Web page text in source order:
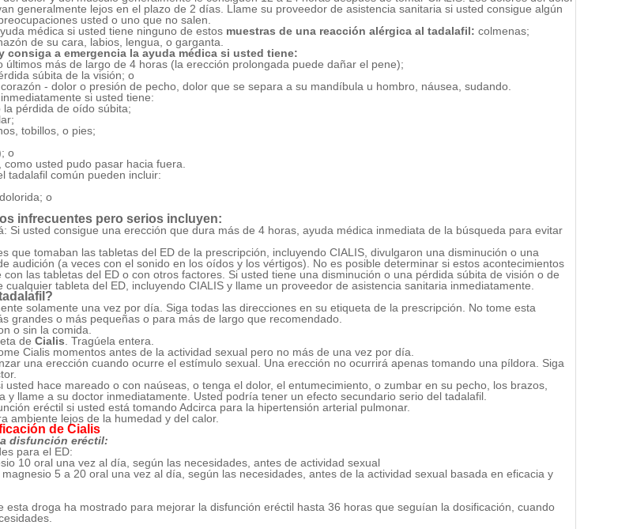
generalmente lejos en el plazo de 2 días. Llame su proveedor de asistencia sanitaria si usted consigue algún
usted o uno que no salen.
médica si usted tiene ninguno de estos muestras de una reacción alérgica al tadalafil: colmenas;
de su cara, labios, lengua, o garganta.
consiga a emergencia la ayuda médica si usted tiene:
últimos más de largo de 4 horas (la erección prolongada puede dañar el pene);
súbita de la visión; o
- dolor o presión de pecho, dolor que se separa a su mandíbula u hombro, náusea, sudando.
si usted tiene:
pérdida de oído súbita;
tobillos, o pies;
o
usted pudo pasar hacia fuera.
tadalafil común pueden incluir:
o
infrecuentes pero serios incluyen:
Si usted consigue una erección que dura más de 4 horas, ayuda médica inmediata de la búsqueda para evitar
que tomaban las tabletas del ED de la prescripción, incluyendo CIALIS, divulgaron una disminución o una
audición (a veces con el sonido en los oídos y los vértigos). No es posible determinar si estos acontecimientos
las tabletas del ED o con otros factores. Si usted tiene una disminución o una pérdida súbita de visión o de
tableta del ED, incluyendo CIALIS y llame un proveedor de asistencia sanitaria inmediatamente.
solamente una vez por día. Siga todas las direcciones en su etiqueta de la prescripción. No tome esta
grandes o más pequeñas o para más de largo que recomendado.
o sin la comida.
de Cialis . Tragúela entera.
Cialis momentos antes de la actividad sexual pero no más de una vez por día.
una erección cuando ocurre el estímulo sexual. Una erección no ocurrirá apenas tomando una píldora. Siga
usted hace mareado o con naúseas, o tenga el dolor, el entumecimiento, o zumbar en su pecho, los brazos,
y llame a su doctor inmediatamente. Usted podría tener un efecto secundario serio del tadalafil.
eréctil si usted está tomando Adcirca para la hipertensión arterial pulmonar.
ambiente lejos de la humedad y del calor.
de Cialis
disfunción eréctil:
para el ED:
10 oral una vez al día, según las necesidades, antes de actividad sexual
5 a 20 oral una vez al día, según las necesidades, antes de la actividad sexual basada en eficacia y
esta droga ha mostrado para mejorar la disfunción eréctil hasta 36 horas que seguían la dosificación, cuando